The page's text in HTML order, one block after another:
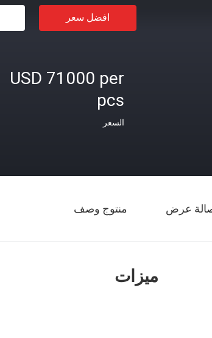
افضل سعر
USD 71000 per
pcs
السعر
عرض منتوج وصف
ميزات